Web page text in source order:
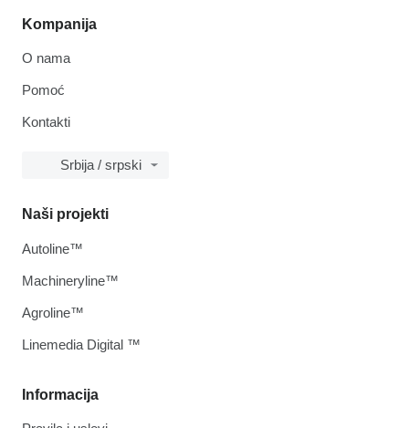
Kompanija
O nama
Pomoć
Kontakti
Srbija / srpski
Informacija
Naši projekti
Autoline™
Machineryline™
Agroline™
Linemedia Digital ™